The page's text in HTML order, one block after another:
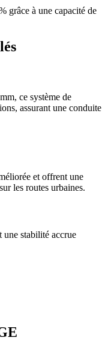
grâce à une capacité de
ce système de
assurant une conduite
et offrent une
les routes urbaines.
stabilité accrue